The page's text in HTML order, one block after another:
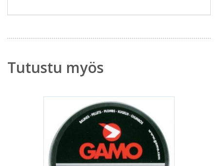
Tutustu myös